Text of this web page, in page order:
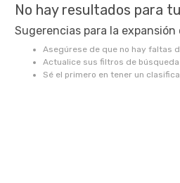
No hay resultados para
Sugerencias para la expansión
Asegúrese de que no hay faltas
Actualice sus filtros de búsqueda
Sé el primero en tener un